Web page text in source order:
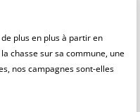
plus en plus à partir en
chasse sur sa commune, une
nos campagnes sont-elles